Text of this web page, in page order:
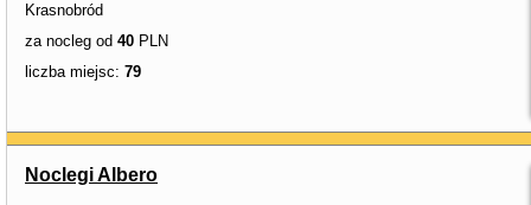
Krasnobród
za nocleg od 40 PLN
liczba miejsc: 79
Noclegi Albero